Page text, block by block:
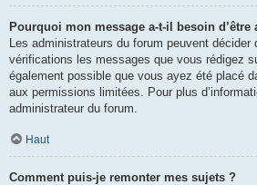
Pourquoi mon message a-t-il besoin d’être
Les administrateurs du forum peuvent décider
vérifications les messages que vous rédigez
également possible que vous ayez été placé
aux permissions limitées. Pour plus
administrateur du forum.
Haut
Comment puis-je remonter mes sujets ?